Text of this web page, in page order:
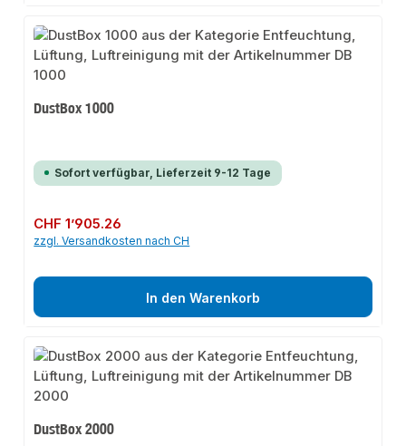
DustBox 1000
Sofort verfügbar, Lieferzeit 9-12 Tage
Regulärer Preis:
CHF 1’905.26
zzgl. Versandkosten nach CH
In den Warenkorb
DustBox 2000